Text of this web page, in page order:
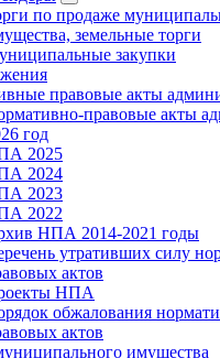
по продаже
земельные торги
закупки
правовые акты
правовые акты
год
2025
2024
2023
2022
НПА 2014-2021 годы
утративших силу
актов
НПА
обжалования
актов
имущества